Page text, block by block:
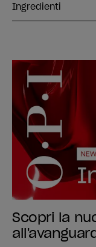
Ingredienti
Scopri la